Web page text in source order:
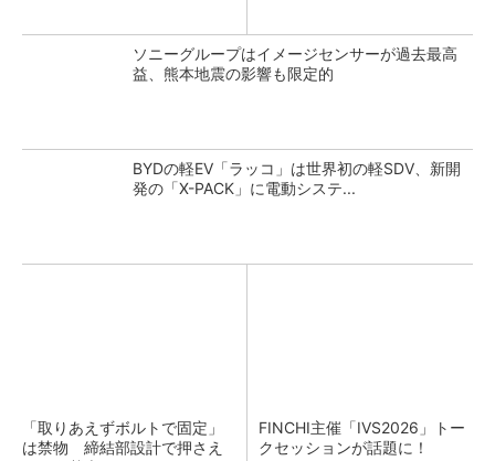
ソニーグループはイメージセンサーが過去最高
益、熊本地震の影響も限定的
BYDの軽EV「ラッコ」は世界初の軽SDV、新開
発の「X-PACK」に電動システ...
「取りあえずボルトで固定」
は禁物 締結部設計で押さえ
FINCHI主催「IVS2026」トー
クセッションが話題に！